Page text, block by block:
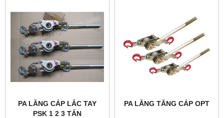
PA LĂNG CÁP LẮC TAY
PSK 1 2 3 TẤN
PA LĂNG TĂNG CÁP OPT